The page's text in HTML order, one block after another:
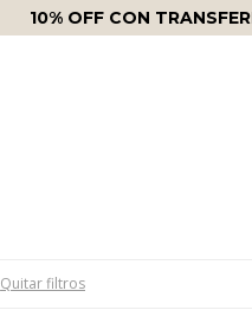
10% OFF CON
Quitar filtros